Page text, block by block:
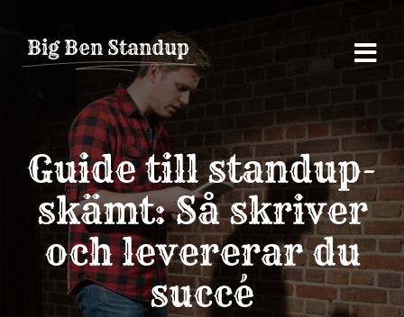
innehållet
Big Ben Standup
Guide till standup-
skämt: Så skriver
och levererar du
succé